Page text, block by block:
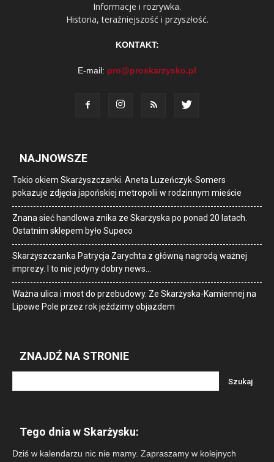
Informacje i rozrywka.
Historia, teraźniejszość i przyszłość.
KONTAKT:
E-mail: pro@proskarzysko.pl
NAJNOWSZE
Tokio okiem Skarżyszczanki. Aneta Luzeńczyk-Somers
pokazuje zdjęcia japońskiej metropolii w rodzinnym mieście
Znana sieć handlowa znika ze Skarżyska po ponad 20 latach.
Ostatnim sklepem było Supeco
Skarżyszczanka Patrycja Zarychta z główną nagrodą ważnej
imprezy. I to nie jedyny dobry news…
Ważna ulica i most do przebudowy. Ze Skarżyska-Kamiennej na
Lipowe Pole przez rok jeździmy objazdem
ZNAJDŹ NA STRONIE
Tego dnia w Skarżysku:
Dziś w kalendarzu nic nie mamy. Zapraszamy w kolejnych